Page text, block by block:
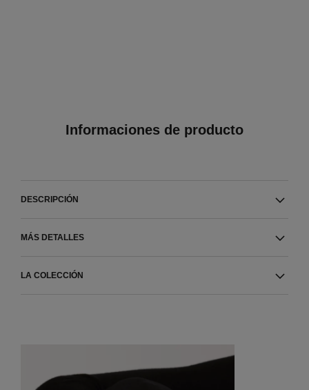
Informaciones de producto
DESCRIPCIÓN
MÁS DETALLES
LA COLECCIÓN